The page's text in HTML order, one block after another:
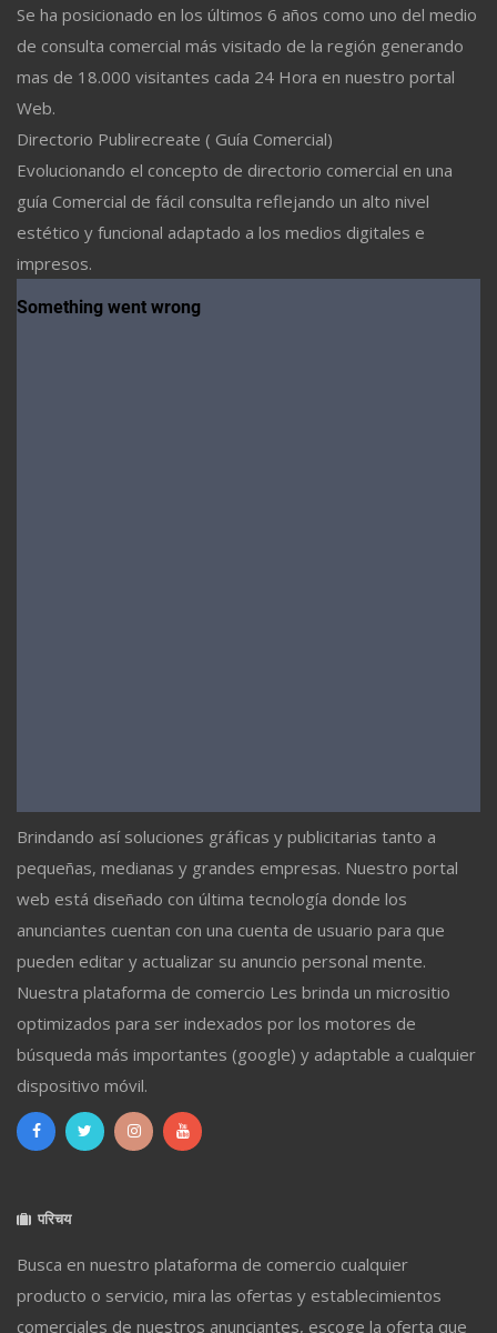
Se ha posicionado en los últimos 6 años como uno del medio
de consulta comercial más visitado de la región generando
mas de 18.000 visitantes cada 24 Hora en nuestro portal
Web.
Directorio Publirecreate ( Guía Comercial)
Evolucionando el concepto de directorio comercial en una
guía Comercial de fácil consulta reflejando un alto nivel
estético y funcional adaptado a los medios digitales e
impresos.
Brindando así soluciones gráficas y publicitarias tanto a
pequeñas, medianas y grandes empresas. Nuestro portal
web está diseñado con última tecnología donde los
anunciantes cuentan con una cuenta de usuario para que
pueden editar y actualizar su anuncio personal mente.
Nuestra plataforma de comercio Les brinda un micrositio
optimizados para ser indexados por los motores de
búsqueda más importantes (google) y adaptable a cualquier
dispositivo móvil.
परिचय
Busca en nuestro plataforma de comercio cualquier
producto o servicio, mira las ofertas y establecimientos
comerciales de nuestros anunciantes, escoge la oferta que